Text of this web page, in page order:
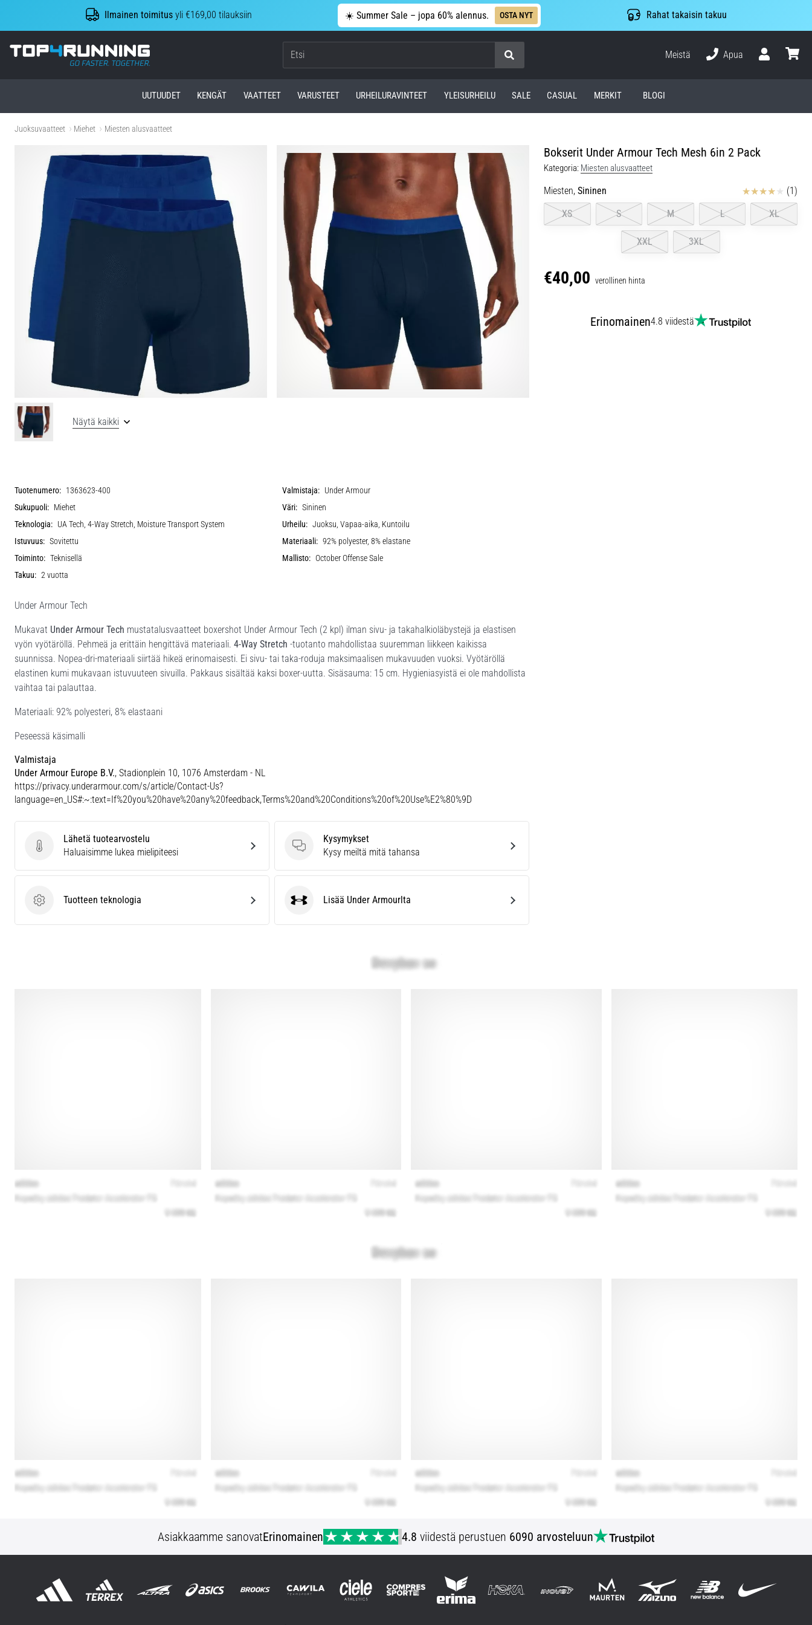
Ilmainen toimitus yli €169,00 tilauksiin ☀️ Summer Sale – jopa 60% alennus. OSTA NYT Rahat takaisin takuu
Top4Running.fi
Meistä
Apua
UUTUUDET KENGÄT VAATTEET VARUSTEET URHEILURAVINTEET YLEISURHEILU SALE CASUAL MERKIT BLOGI
Juoksuvaatteet Miehet Miesten alusvaatteet
Bokserit Under Armour Tech Mesh 6in 2 Pack
Kategoria: Miesten alusvaatteet
Miesten, Sininen Arvostelut
(1)
XS
S M L XL
XXL 3XL
€40,00 verollinen hinta
Erinomainen4.8 viidestä
Näytä kaikki
Tuotenumero: 1363623-400 Valmistaja: Under Armour
Sukupuoli: Miehet Väri: Sininen
Teknologia: UA Tech, 4-Way Stretch, Moisture Transport System Urheilu: Juoksu, Vapaa-aika, Kuntoilu
Istuvuus: Sovitettu Materiaali: 92% polyester, 8% elastane
Toiminto: Teknisellä Mallisto: October Offense Sale
Takuu: 2 vuotta
Under Armour Tech
Mukavat Under Armour Tech mustatalusvaatteet boxershot Under Armour Tech (2 kpl) ilman sivu- ja takahalkioläbystejä ja elastisen
vyön vyötäröllä. Pehmeä ja erittäin hengittävä materiaali. 4-Way Stretch -tuotanto mahdollistaa suuremman liikkeen kaikissa
suunnissa. Nopea-dri-materiaali siirtää hikeä erinomaisesti. Ei sivu- tai taka-roduja maksimaalisen mukavuuden vuoksi. Vyötäröllä
elastinen kumi mukavaan istuvuuteen sivuilla. Pakkaus sisältää kaksi boxer-uutta. Sisäsauma: 15 cm. Hygieniasyistä ei ole mahdollista
vaihtaa tai palauttaa.
Materiaali: 92% polyesteri, 8% elastaani
Peseessä käsimalli
Valmistaja
Under Armour Europe B.V., Stadionplein 10, 1076 Amsterdam - NL
https://privacy.underarmour.com/s/article/Contact-Us?
language=en_US#:~:text=If%20you%20have%20any%20feedback,Terms%20and%20Conditions%20of%20Use%E2%80%9D
Lähetä tuotearvostelu
Lähetä tuotearvostelu
Haluaisimme lukea mielipiteesi
Kysymykset
Kysymykset
Kysy meiltä mitä tahansa
Tuotteen teknologia
Tuotteen teknologia Under ArmourLisää Under Armourlta
Asiakkaamme sanovatErinomainen 4.8 viidestä perustuen 6090 arvosteluun